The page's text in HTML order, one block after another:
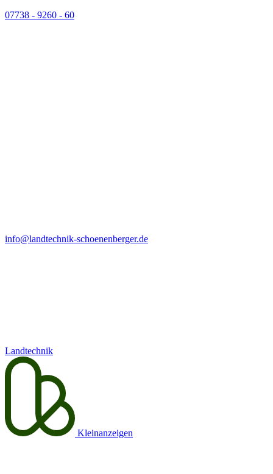
07738 - 9260 - 60
info@landtechnik-schoenenberger.de
Landtechnik
Kleinanzeigen